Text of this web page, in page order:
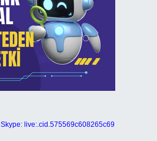
Skype: live:.cid.575569c608265c69